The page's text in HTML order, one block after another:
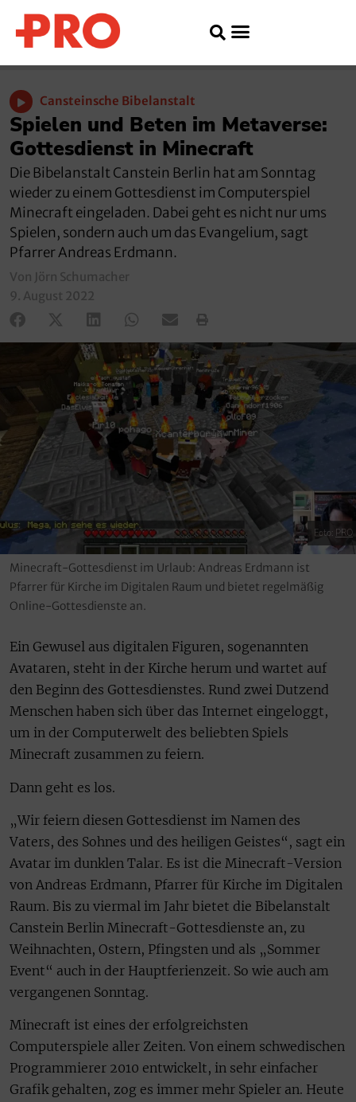
Cansteinsche Bibelanstalt
Spielen und Beten im Metaverse:
Gottesdienst in Minecraft
Die Bibelanstalt Canstein Berlin hat am Sonntag
wieder zu einem Gottesdienst im Computerspiel
Minecraft eingeladen. Dabei geht es nicht nur ums
Spielen, sondern auch um das Evangelium, sagt
Pfarrer Andreas Erdmann.
Von Jörn Schumacher
9. August 2022
Foto: PRO
Minecraft-Gottesdienst im Urlaub: Andreas Erdmann ist
Pfarrer für Kirche im Digitalen Raum und bietet regelmäßig
Online-Gottesdienste an.
Ein Gewusel aus digitalen Figuren, sogenannten
Avataren, steht in der Kirche herum und wartet auf
den Beginn des Gottesdienstes. Rund zwei Dutzend
Menschen haben sich über das Internet eingeloggt,
um in der Computerwelt des beliebten Spiels
Minecraft zusammen zu feiern.
Dann geht es los.
„Wir feiern diesen Gottesdienst im Namen des
Vaters, des Sohnes und des heiligen Geistes“, sagt ein
Avatar im dunklen Talar. Es ist die Minecraft-Version
von Andreas Erdmann, Pfarrer für Kirche im Digitalen
Raum. Bis zu viermal im Jahr bietet die Bibelanstalt
Canstein Berlin Minecraft-Gottesdienste an, zu
Weihnachten, Ostern, Pfingsten und als „Sommer
Event“ auch in der Hauptferienzeit. So wie auch am
vergangenen Sonntag.
Minecraft ist eines der erfolgreichsten
Computerspiele aller Zeiten. Von einem schwedischen
Programmierer 2010 entwickelt, in sehr einfacher
Grafik gehalten, zog es immer mehr Spieler an. Heute